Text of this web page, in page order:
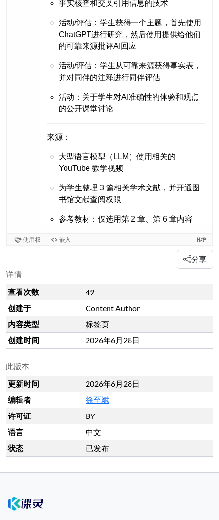
分享
详情
查看次数
49
创建于
Content Author
内容类型
标签页
创建时间
2026年6月28日
此版本
更新时间
2026年6月28日
编辑者
徐至斌
许可证
BY
语言
中文
状态
已发布